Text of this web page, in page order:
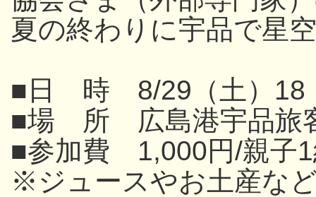
夏の終わりに宇品で星
■日 時 8/29（土）18
■場 所 広島港宇品旅
■参加費 1,000円/親子
※ジュースやお土産な